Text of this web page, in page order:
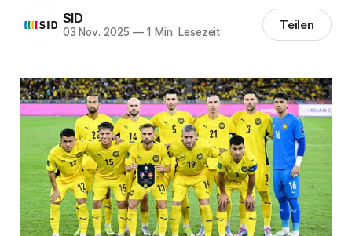
SID
03 Nov. 2025 —1 Min. Lesezeit Teilen